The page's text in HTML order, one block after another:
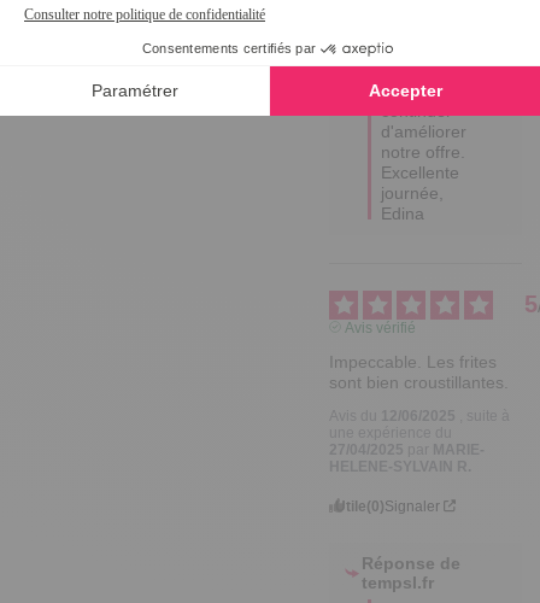
commentaires
nous
encouragent à
d'améliorer
notre offre.
Excellente
journée,
Edina
5
Avis vérifié
Impeccable. Les frites
sont bien croustillantes.
12/06/2025
, suite à
27/04/2025
MARIE-
HELENE-SYLVAIN R.
Utile(0)Signaler
Réponse de
tempsl.fr